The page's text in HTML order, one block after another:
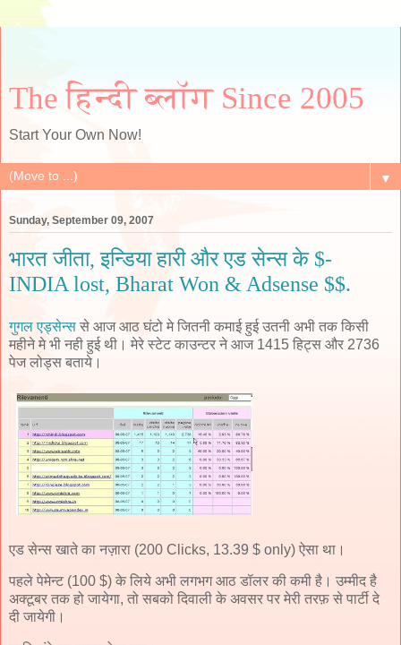
The हिन्दी ब्लॉग Since 2005
Start Your Own Now!
▼
Sunday, September 09, 2007
भारत जीता, इन्डिया हारी और एड सेन्स के $-
INDIA lost, Bharat Won & Adsense $$.
गुगल एड्सेन्स से आज आठ घंटो मे जितनी कमाई हुई उतनी अभी तक किसी
महीने मे भी नही हुई थी। मेरे स्टेट काउन्टर ने आज 1415 हिट्स और 2736
पेज लोड्स बताये।
एड सेन्स खाते का नज़ारा (200 Clicks, 13.39 $ only) ऐसा था।
पहले पेमेन्ट (100 $) के लिये अभी लगभग आठ डॉलर की कमी है। उम्मीद है
अक्टूबर तक हो जायेगा, तो सबको दिवाली के अवसर पर मेरी तरफ़ से पार्टी दे
दी जायेगी।